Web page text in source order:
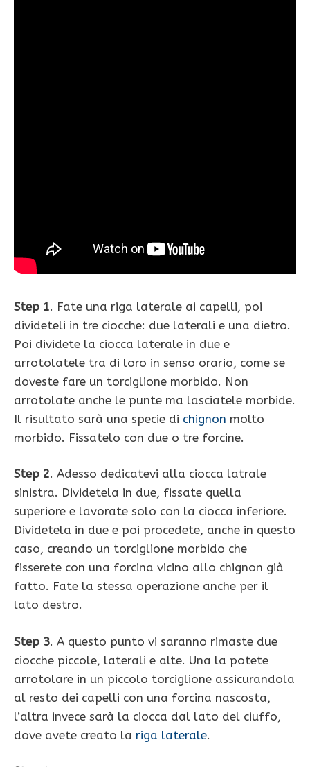
Step 1. Fate una riga laterale ai capelli, poi
divideteli in tre ciocche: due laterali e una dietro.
Poi dividete la ciocca laterale in due e
arrotolatele tra di loro in senso orario, come se
doveste fare un torciglione morbido. Non
arrotolate anche le punte ma lasciatele morbide.
Il risultato sarà una specie di chignon molto
morbido. Fissatelo con due o tre forcine.
Step 2. Adesso dedicatevi alla ciocca latrale
sinistra. Dividetela in due, fissate quella
superiore e lavorate solo con la ciocca inferiore.
Dividetela in due e poi procedete, anche in questo
caso, creando un torciglione morbido che
fisserete con una forcina vicino allo chignon già
fatto. Fate la stessa operazione anche per il
lato destro.
Step 3. A questo punto vi saranno rimaste due
ciocche piccole, laterali e alte. Una la potete
arrotolare in un piccolo torciglione assicurandola
al resto dei capelli con una forcina nascosta,
l’altra invece sarà la ciocca dal lato del ciuffo,
dove avete creato la riga laterale.